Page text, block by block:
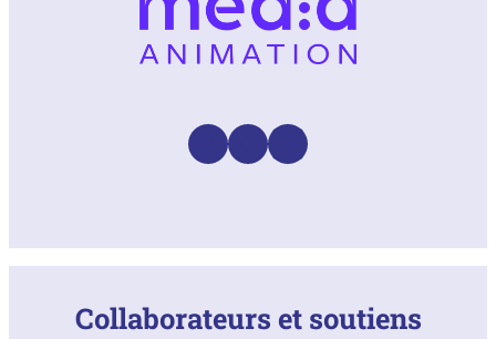
Facebook
Instagram
LinkedIn
Collaborateurs et soutiens